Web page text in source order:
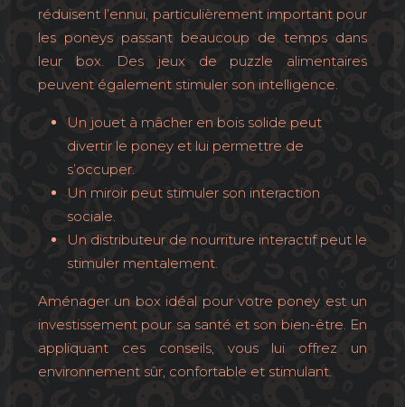
réduisent l’ennui, particulièrement important pour
les poneys passant beaucoup de temps dans
leur box. Des jeux de puzzle alimentaires
peuvent également stimuler son intelligence.
Un jouet à mâcher en bois solide peut
divertir le poney et lui permettre de
s’occuper.
Un miroir peut stimuler son interaction
sociale.
Un distributeur de nourriture interactif peut le
stimuler mentalement.
Aménager un box idéal pour votre poney est un
investissement pour sa santé et son bien-être. En
appliquant ces conseils, vous lui offrez un
environnement sûr, confortable et stimulant.